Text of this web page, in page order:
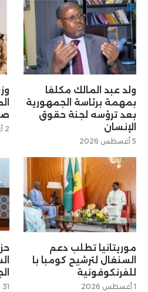
ولد عبد المالك مكلفا
بمهمة برئاسة الجمهورية
بعد ترؤسه لجنة حقوق
الإنسان
5 أغسطس 2026
2 أغسطس 2026
موريتانيا تطلب دعم
السنغال لترشيح كومبا با
للفرنكوفونية
1 أغسطس 2026 31 يوليو 2026